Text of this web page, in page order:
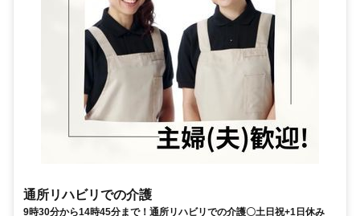
通所リハビリでの介護
9時30分から14時45分まで！通所リハビリでの介護〇土日祝+1日休み